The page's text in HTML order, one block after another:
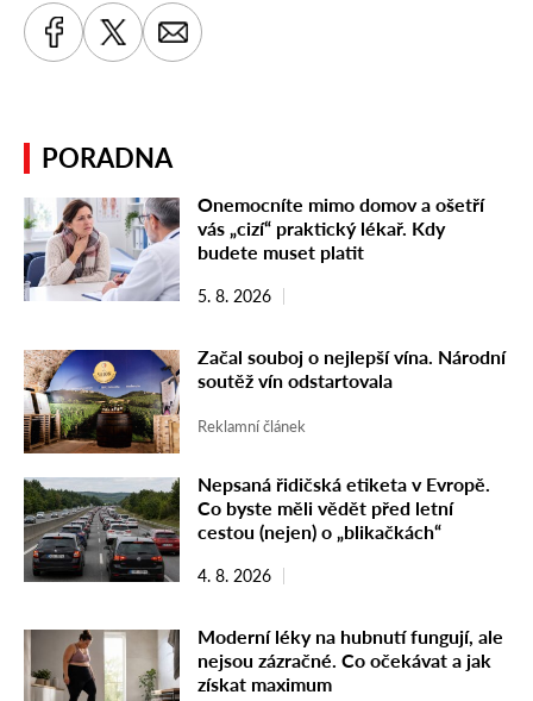
PORADNA
Onemocníte mimo domov a ošetří
vás „cizí“ praktický lékař. Kdy
budete muset platit
5. 8. 2026
Začal souboj o nejlepší vína. Národní
soutěž vín odstartovala
Reklamní článek
Nepsaná řidičská etiketa v Evropě.
Co byste měli vědět před letní
cestou (nejen) o „blikačkách“
4. 8. 2026
Moderní léky na hubnutí fungují, ale
nejsou zázračné. Co očekávat a jak
získat maximum